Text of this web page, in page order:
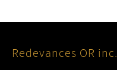
Redevances OR inc.